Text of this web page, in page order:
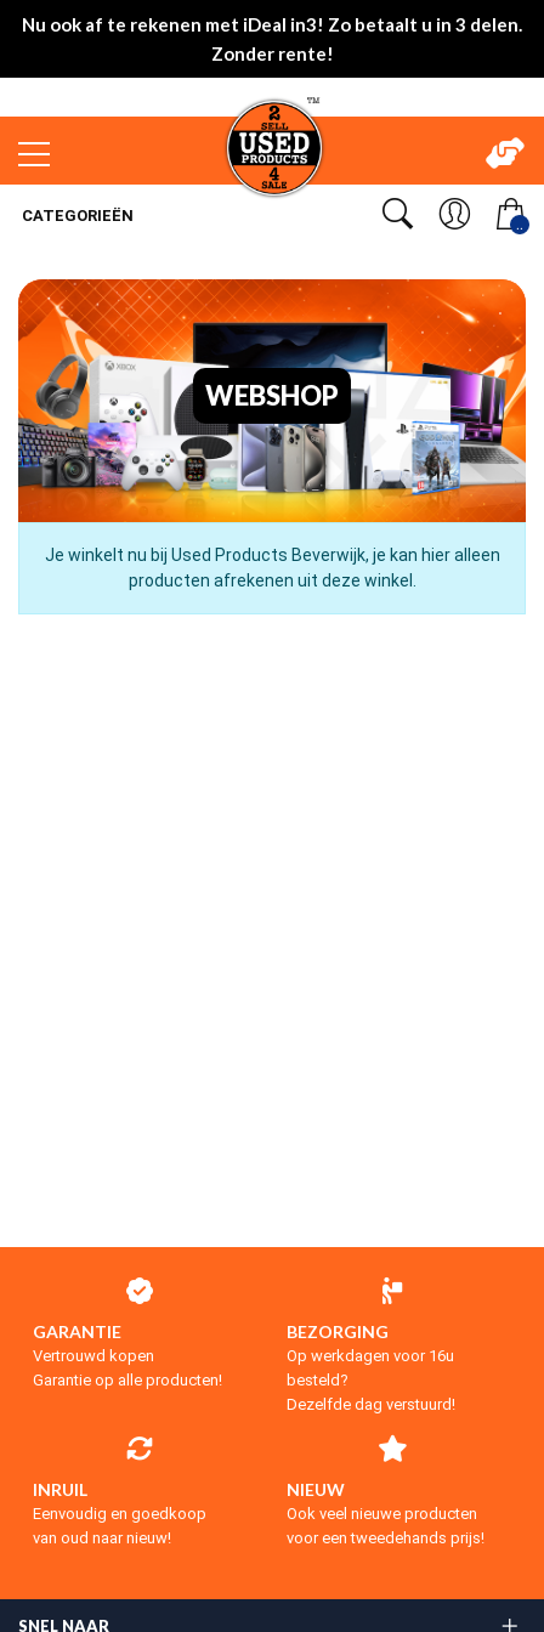
Nu ook af te rekenen met iDeal in3! Zo betaalt u in 3 delen.
Zonder rente!
..
CATEGORIEËN
WEBSHOP
Je winkelt nu bij Used Products Beverwijk, je kan hier alleen
producten afrekenen uit deze winkel.
GARANTIE
Vertrouwd kopen
Garantie op alle producten!
BEZORGING
Op werkdagen voor 16u
besteld?
Dezelfde dag verstuurd!
INRUIL
Eenvoudig en goedkoop
van oud naar nieuw!
NIEUW
Ook veel nieuwe producten
voor een tweedehands prijs!
SNEL NAAR